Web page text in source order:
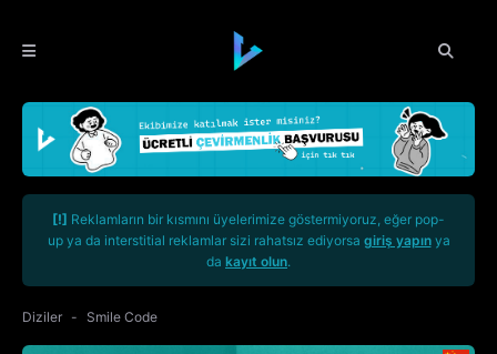
[!] Reklamların bir kısmını üyelerimize göstermiyoruz, eğer pop-
up ya da interstitial reklamlar sizi rahatsız ediyorsa giriş yapınya
da kayıt olun.
Diziler Smile Code